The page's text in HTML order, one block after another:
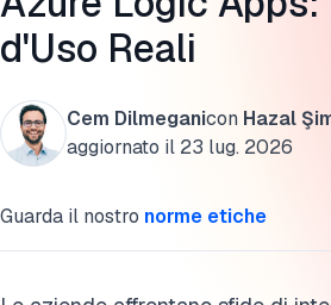
Software Aziendale
Servizi
d'Uso Reali
Cem Dilmeganicon Hazal
aggiornato il 23 lug. 2026
Guarda il nostro norme etiche
Lavorare con Azure Logic Apps
Ulteriori letture